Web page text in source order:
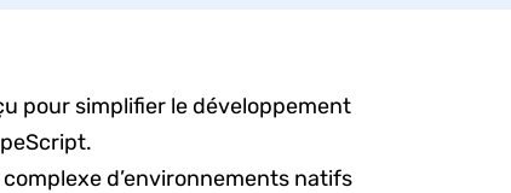
pour simplifier le développement
d’environnements natifs